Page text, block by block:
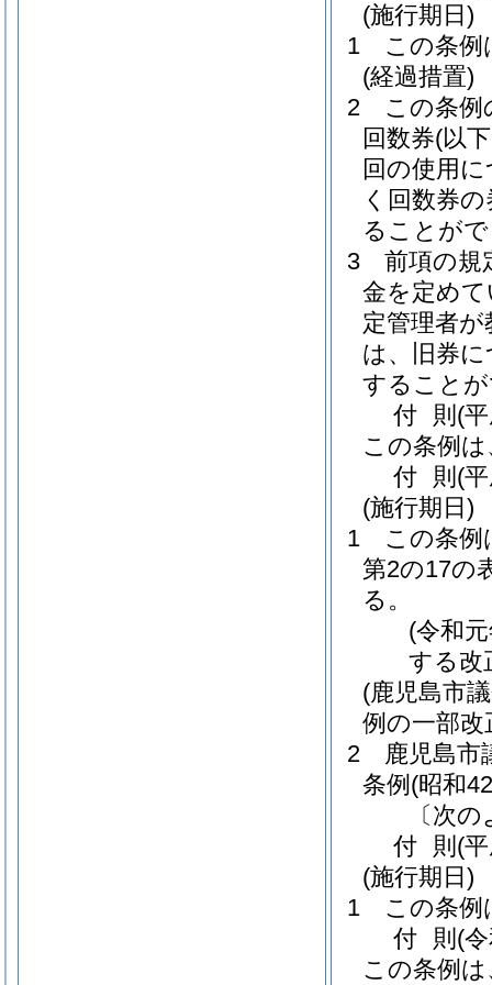
(施行期日)
1
この条例
(経過措置)
2
この条例
回数券(以
回の使用
く回数券
ることが
3
前項の規
金を定め
定管理者
は、旧券
すること
付 則 (
この条例
付 則 (
(施行期日)
1
この条例
第2の17の
る。
(令和
する改
(鹿児島市
例の一部改
2
鹿児島市
条例 (昭和
〔次
付 則 (
(施行期日)
1
この条例
付 則 (
この条例